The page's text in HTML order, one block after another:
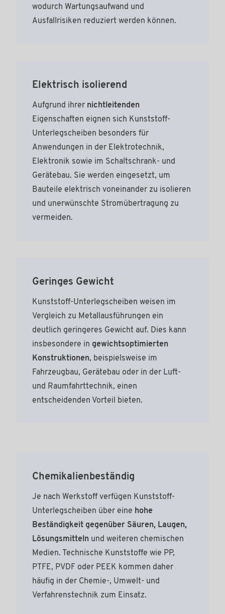
wodurch Wartungsaufwand und
Ausfallrisiken reduziert werden können.
Elektrisch isolierend
Aufgrund ihrer nichtleitenden
Eigenschaften eignen sich Kunststoff-
Unterlegscheiben besonders für
Anwendungen in der Elektrotechnik,
Elektronik sowie im Schaltschrank- und
Gerätebau. Sie werden eingesetzt, um
Bauteile elektrisch voneinander zu isolieren
und unerwünschte Stromübertragung zu
vermeiden.
Geringes Gewicht
Kunststoff-Unterlegscheiben weisen im
Vergleich zu Metallausführungen ein
deutlich geringeres Gewicht auf. Dies kann
insbesondere in gewichtsoptimierten
Konstruktionen, beispielsweise im
Fahrzeugbau, Gerätebau oder in der Luft-
und Raumfahrttechnik, einen
entscheidenden Vorteil bieten.
Chemikalienbeständig
Je nach Werkstoff verfügen Kunststoff-
Unterlegscheiben über eine hohe
Beständigkeit gegenüber Säuren, Laugen,
Lösungsmitteln und weiteren chemischen
Medien. Technische Kunststoffe wie PP,
PTFE, PVDF oder PEEK kommen daher
häufig in der Chemie-, Umwelt- und
Verfahrenstechnik zum Einsatz.